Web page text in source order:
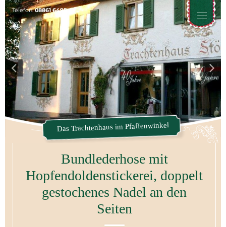
Toggle
Telefon:08861 6495
Das Trachtenhaus im Pfaffenwinkel
Bundlederhose mit
Hopfendoldenstickerei, doppelt
gestochenes Nadel an den
Seiten